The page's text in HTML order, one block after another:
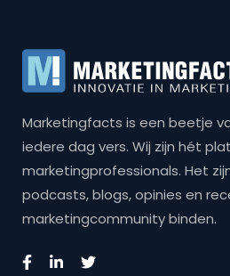
Marketingfacts is een beetje
iedere dag vers. Wij zijn hét
marketingprofessionals. Het
podcasts, blogs, opinies en
marketingcommunity binden.